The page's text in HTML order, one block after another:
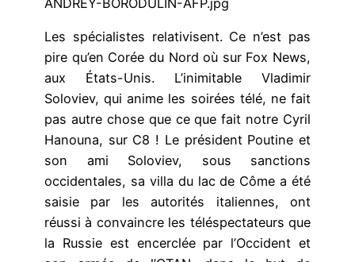
Les spécialistes relativisent. Ce n’est pas
pire qu’en Corée du Nord où sur Fox News,
aux États-Unis. L’inimitable Vladimir
Soloviev, qui anime les soirées télé, ne fait
pas autre chose que ce que fait notre Cyril
Hanouna, sur C8 ! Le président Poutine et
son ami Soloviev, sous sanctions
occidentales, sa villa du lac de Côme a été
saisie par les autorités italiennes, ont
réussi à convaincre les téléspectateurs que
la Russie est encerclée par l’Occident et